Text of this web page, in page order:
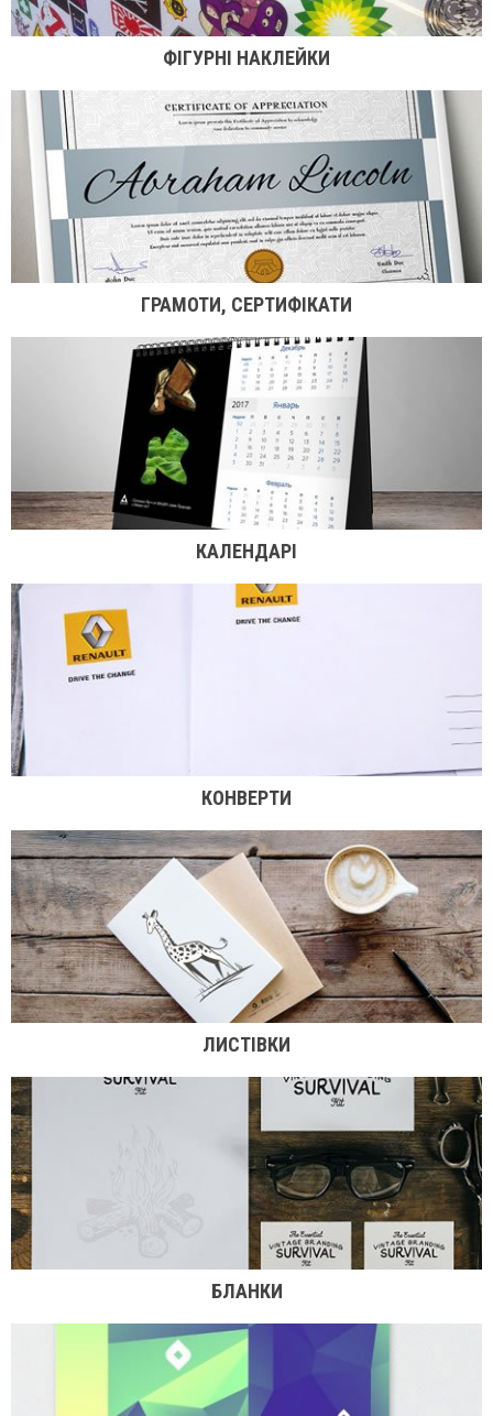
ФІГУРНІ НАКЛЕЙКИ
ГРАМОТИ, СЕРТИФІКАТИ
КАЛЕНДАРІ
КОНВЕРТИ
ЛИСТІВКИ
БЛАНКИ